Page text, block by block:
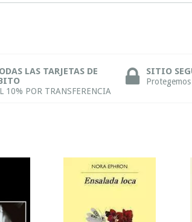
LAS TARJETAS DE
10% POR TRANSFERENCIA
SITIO